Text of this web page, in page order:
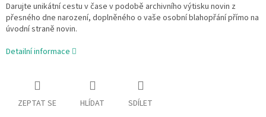
Darujte unikátní cestu v čase v podobě archivního výtisku novin z
přesného dne narození, doplněného o vaše osobní blahopřání přímo na
úvodní straně novin.
Detailní informace
ZEPTAT SE HLÍDAT SDÍLET